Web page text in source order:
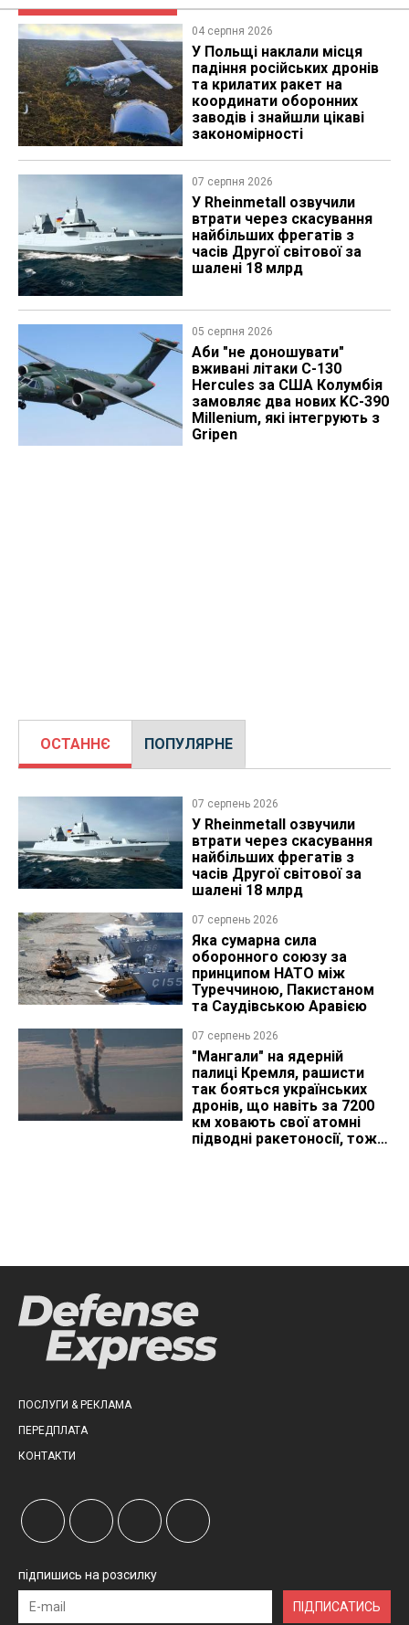
04 серпня 2026
У Польщі наклали місця
падіння російських дронів
та крилатих ракет на
координати оборонних
заводів і знайшли цікаві
закономірності
07 серпня 2026
У Rheinmetall озвучили
втрати через скасування
найбільших фрегатів з
часів Другої світової за
шалені 18 млрд
05 серпня 2026
Аби "не доношувати"
вживані літаки C-130
Hercules за США Колумбія
замовляє два нових KC-390
Millenium, які інтегрують з
Gripen
ОСТАННЄ ПОПУЛЯРНЕ
07 серпень 2026
У Rheinmetall озвучили
втрати через скасування
найбільших фрегатів з
часів Другої світової за
шалені 18 млрд
07 серпень 2026
Яка сумарна сила
оборонного союзу за
принципом НАТО між
Туреччиною, Пакистаном
та Саудівською Аравією
07 серпень 2026
"Мангали" на ядерній
палиці Кремля, рашисти
так бояться українських
дронів, що навіть за 7200
км ховають свої атомні
підводні ракетоносії, тож
ПОСЛУГИ & РЕКЛАМА
ПЕРЕДПЛАТА
КОНТАКТИ
підпишись на розсилку
ПІДПИСАТИСЬ